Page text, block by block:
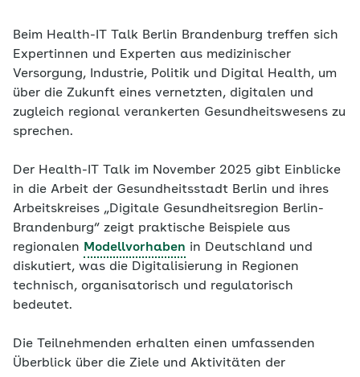
Beim Health-IT Talk Berlin Brandenburg treffen sich
Expertinnen und Experten aus medizinischer
Versorgung, Industrie, Politik und Digital Health, um
über die Zukunft eines vernetzten, digitalen und
zugleich regional verankerten Gesundheitswesens zu
sprechen.
Der Health-IT Talk im November 2025 gibt Einblicke
in die Arbeit der Gesundheitsstadt Berlin und ihres
Arbeitskreises „Digitale Gesundheitsregion Berlin-
Brandenburg“ zeigt praktische Beispiele aus
regionalen Modellvorhaben in Deutschland und
diskutiert, was die Digitalisierung in Regionen
technisch, organisatorisch und regulatorisch
bedeutet.
Die Teilnehmenden erhalten einen umfassenden
Überblick über die Ziele und Aktivitäten der